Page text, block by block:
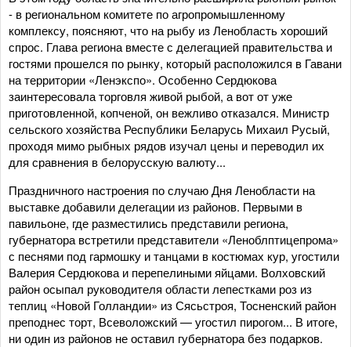
- в региональном комитете по агропромышленному
комплексу, поясняют, что на рыбу из Ленобласть хороший
спрос. Глава региона вместе с делегацией правительства и
гостями прошелся по рынку, который расположился в Гавани
на территории «Ленэкспо». Особенно Сердюкова
заинтересовала торговля живой рыбой, а вот от уже
приготовленной, копченой, он вежливо отказался. Министр
сельского хозяйства Республики Беларусь Михаил Русый,
проходя мимо рыбных рядов изучал цены и переводил их
для сравнения в белорусскую валюту...
Праздничного настроения по случаю Дня Ленобласти на
выставке добавили делегации из районов. Первыми в
павильоне, где разместились представили региона,
губернатора встретили представители «Леноблптицепрома»
с песнями под гармошку и танцами в костюмах кур, угостили
Валерия Сердюкова и перепелиными яйцами. Волховский
район осыпал руководителя области лепестками роз из
теплиц «Новой Голландии» из Сясьстроя, Тосненский район
преподнес торт, Всеволожский — угостил пирогом... В итоге,
ни один из районов не оставил губернатора без подарков.